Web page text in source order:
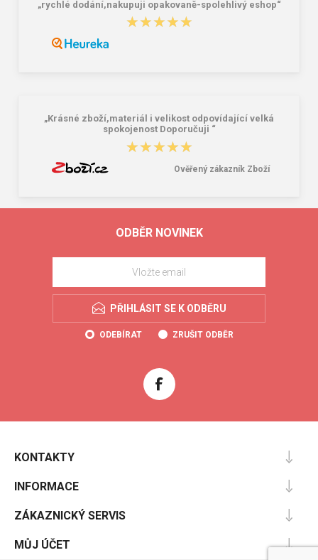
„rychlé dodání,nakupuji opakovaně-spolehlivý eshop“
★★★★★
★★★★★
„Krásné zboží,materiál i velikost odpovídající velká
spokojenost Doporučuji “
★★★★★
★★★★★
Ověřený zákazník Zboží
ODBĚR NOVINEK
PŘIHLÁSIT SE K ODBĚRU
ODEBÍRAT ZRUŠIT ODBĚR
KONTAKTY
INFORMACE
ZÁKAZNICKÝ SERVIS
MŮJ ÚČET